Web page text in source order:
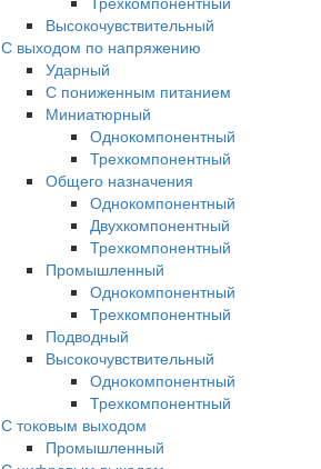
Высокочувствительный
С выходом по напряжению
Ударный
С пониженным питанием
Миниатюрный
Однокомпонентный
Трехкомпонентный
Общего назначения
Однокомпонентный
Двухкомпонентный
Трехкомпонентный
Промышленный
Однокомпонентный
Трехкомпонентный
Подводный
Высокочувствительный
Однокомпонентный
Трехкомпонентный
С токовым выходом
Промышленный